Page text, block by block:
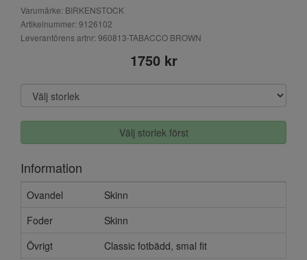
Varumärke: BIRKENSTOCK
Artikelnummer: 9126102
Leverantörens artnr: 960813-TABACCO BROWN
1750 kr
Välj storlek först
Information
Ovandel
Skinn
Foder
Skinn
Övrigt
Classic fotbädd, smal fit